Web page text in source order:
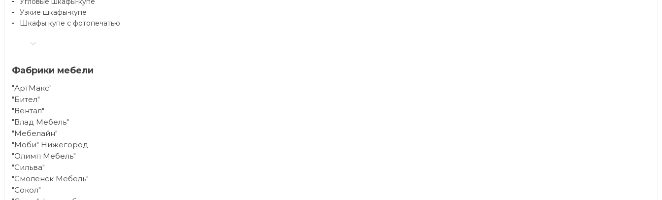
Узкие шкафы-купе
Шкафы купе с фотопечатью
Фабрики мебели
"АртМакс"
"Бител"
"Вентал"
"Влад Мебель"
"Мебелайн"
"Моби" Нижегород
"Олимп Мебель"
"Сильва"
"Смоленск Мебель"
"Сокол"